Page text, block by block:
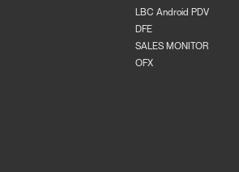
LBC Android PDV
DFE
SALES MONITOR
OFX